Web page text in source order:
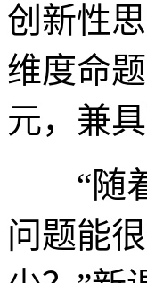
创新性
维度命
元，兼
“随着
问题能